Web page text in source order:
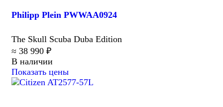
Philipp Plein PWWAA0924
The Skull Scuba Duba Edition
≈ 38 990 ₽
В наличии
Показать цены